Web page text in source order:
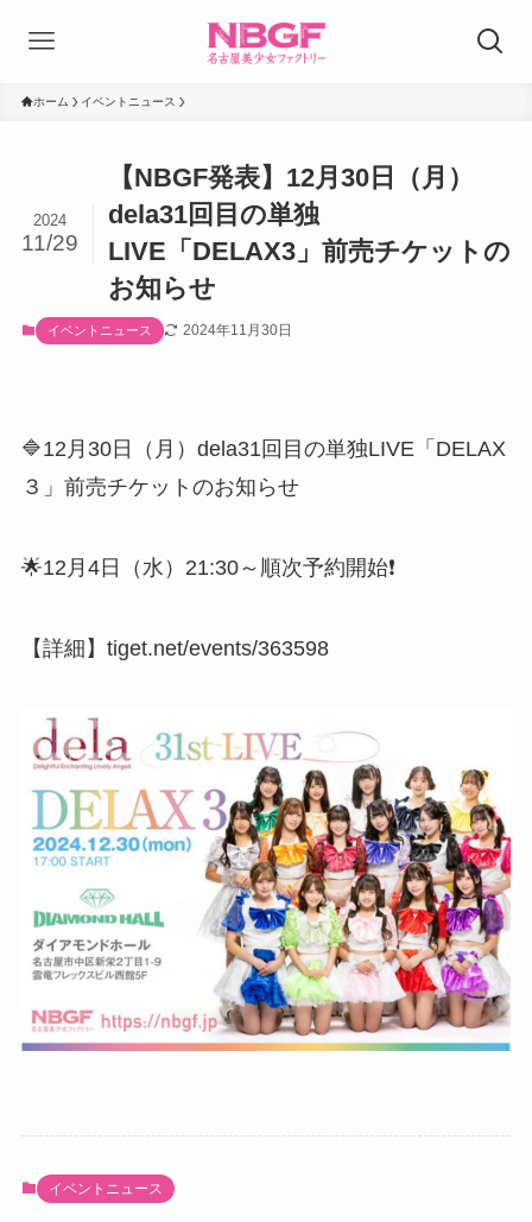
ホーム イベントニュース
【NBGF発表】12月30日（月）
dela31回目の単独
LIVE「DELAX3」前売チケットの
お知らせ
2024
11/29
イベントニュース 2024年11月30日
🔷12月30日（月）dela31回目の単独LIVE「DELAX
３」前売チケットのお知らせ
🌟12月4日（水）21:30～順次予約開始❗
【詳細】tiget.net/events/363598
イベントニュース